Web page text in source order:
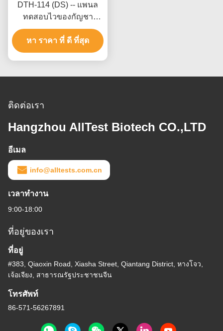
DTH-114 (DS) -- แพนล
ทดสอบไวของกัญชา
(THC) (ปัสสาวะ)
หา ราคา ที่ ดี ที่สุด
ติดต่อเรา
Hangzhou AllTest Biotech CO.,LTD
อีเมล
info@alltests.com.cn
เวลาทํางาน
9:00-18:00
ที่อยู่ของเรา
ที่อยู่
#383, Qiaoxin Road, Xiasha Street, Qiantang District, หางโจว,
เจ้อเจียง, สาธารณรัฐประชาชนจีน
โทรศัพท์
86-571-56267891